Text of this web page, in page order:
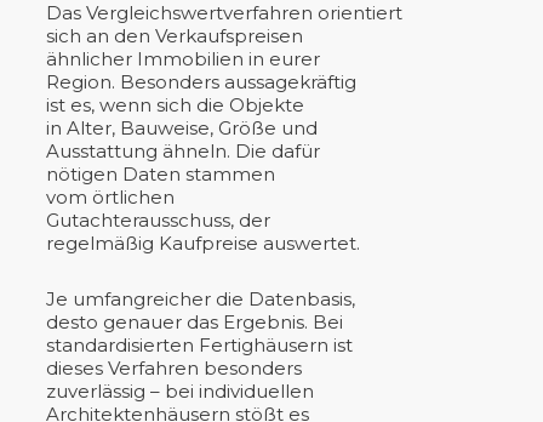
Das Vergleichswertverfahren orientiert
sich an den Verkaufspreisen
ähnlicher Immobilien in eurer
Region. Besonders aussagekräftig
ist es, wenn sich die Objekte
in Alter, Bauweise, Größe und
Ausstattung ähneln. Die dafür
nötigen Daten stammen
vom örtlichen
Gutachterausschuss, der
regelmäßig Kaufpreise auswertet.
Je umfangreicher die Datenbasis,
desto genauer das Ergebnis. Bei
standardisierten Fertighäusern ist
dieses Verfahren besonders
zuverlässig – bei individuellen
Architektenhäusern stößt es